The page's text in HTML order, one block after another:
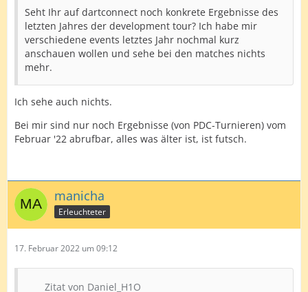
Seht Ihr auf dartconnect noch konkrete Ergebnisse des
letzten Jahres der development tour? Ich habe mir
verschiedene events letztes Jahr nochmal kurz
anschauen wollen und sehe bei den matches nichts
mehr.
Ich sehe auch nichts.
Bei mir sind nur noch Ergebnisse (von PDC-Turnieren) vom
Februar '22 abrufbar, alles was älter ist, ist futsch.
manicha
Erleuchteter
17. Februar 2022 um 09:12
Zitat von Daniel_H1O